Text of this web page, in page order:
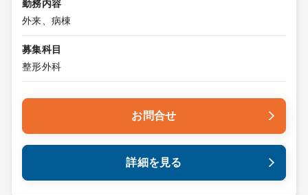
勤務内容
外来、病棟
募集科目
整形外科
お問合せ
詳細を見る